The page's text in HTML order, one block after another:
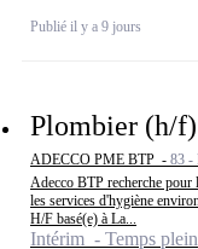
Publié il y a 9 jours
Plombier (h/
ADECCO PME BTP - 83 -
Adecco BTP recherche pour
les services d'hygiène
H/F basé(e) à La...
Intérim - Temps plein